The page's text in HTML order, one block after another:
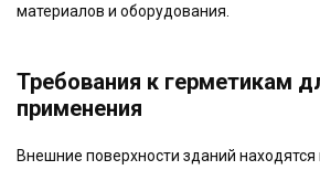
материалов и оборудования.
Требования к герметикам
применения
Внешние поверхности зданий